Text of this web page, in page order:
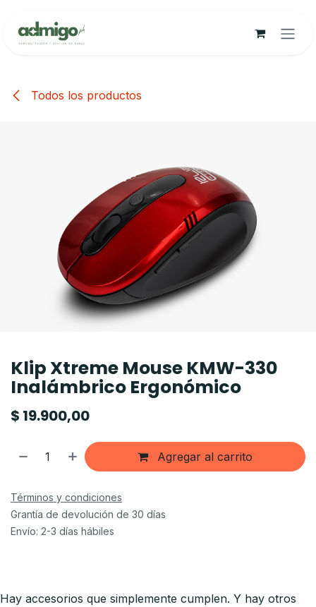
Todos los productos
Klip Xtreme Mouse KMW-330
Inalámbrico Ergonómico
$ 19.900,00
Agregar al carrito
Términos y condiciones
Grantía de devolución de 30 días
Envío: 2-3 días hábiles
Hay accesorios que simplemente cumplen. Y hay otros